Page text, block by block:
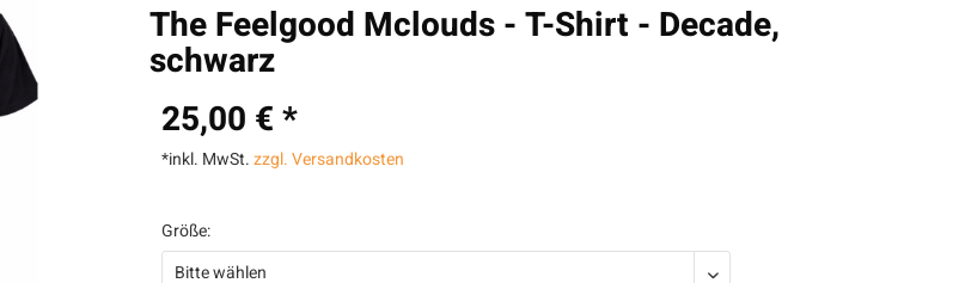
The Feelgood Mclouds - T-Shirt - Decade,
schwarz
25,00 € *
*inkl. MwSt.zzgl. Versandkosten
Größe: